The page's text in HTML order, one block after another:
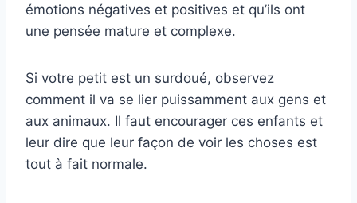
émotions négatives et positives et qu’ils ont
une pensée mature et complexe.
Si votre petit est un surdoué, observez
comment il va se lier puissamment aux gens et
aux animaux. Il faut encourager ces enfants et
leur dire que leur façon de voir les choses est
tout à fait normale.